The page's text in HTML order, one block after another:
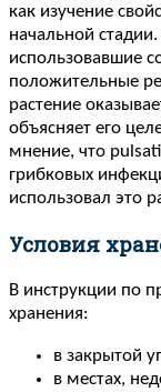
как изучение
начальной
использовавшие
положительные
растение
объясняет его
мнение, что
грибковых
использовал это
Условия
В инструкции по
хранения:
в закрытой
в местах,